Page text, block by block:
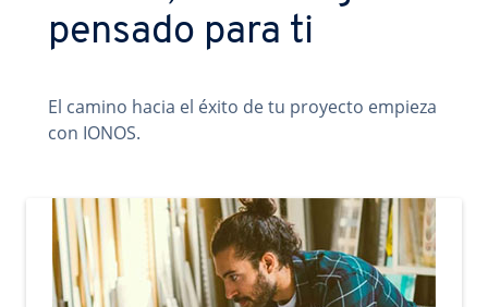
pensado para ti
El camino hacia el éxito de tu proyecto empieza
con IONOS.